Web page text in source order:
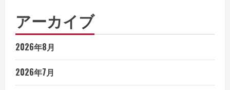
アーカイブ
2026年8月
2026年7月